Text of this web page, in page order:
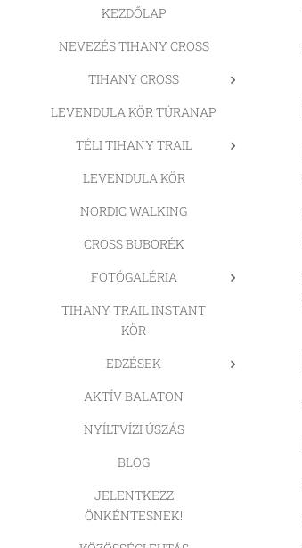
KEZDŐLAP
NEVEZÉS TIHANY CROSS
TIHANY CROSS
LEVENDULA KÖR TÚRANAP
TÉLI TIHANY TRAIL
LEVENDULA KÖR
NORDIC WALKING
CROSS BUBORÉK
FOTÓGALÉRIA
TIHANY TRAIL INSTANT
KÖR
EDZÉSEK
AKTÍV BALATON
NYÍLTVÍZI ÚSZÁS
BLOG
JELENTKEZZ
ÖNKÉNTESNEK!